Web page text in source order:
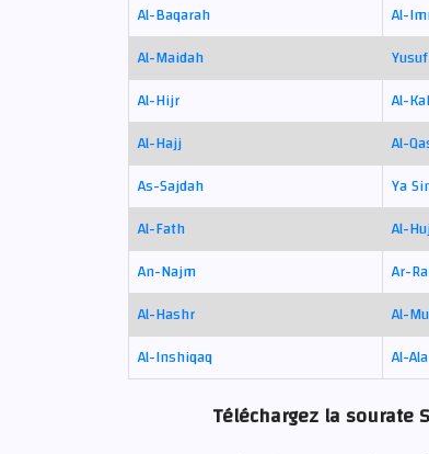
Al-Baqarah Al-
Al-Maidah
Yusuf
Al-Hijr
Al-
Al-Hajj
Al-
As-Sajdah
Ya
Al-Fath
Al-
An-Najm
Ar-
Al-Hashr
Al-
Al-Inshiqaq
Al-Ala
Téléchargez la sourate